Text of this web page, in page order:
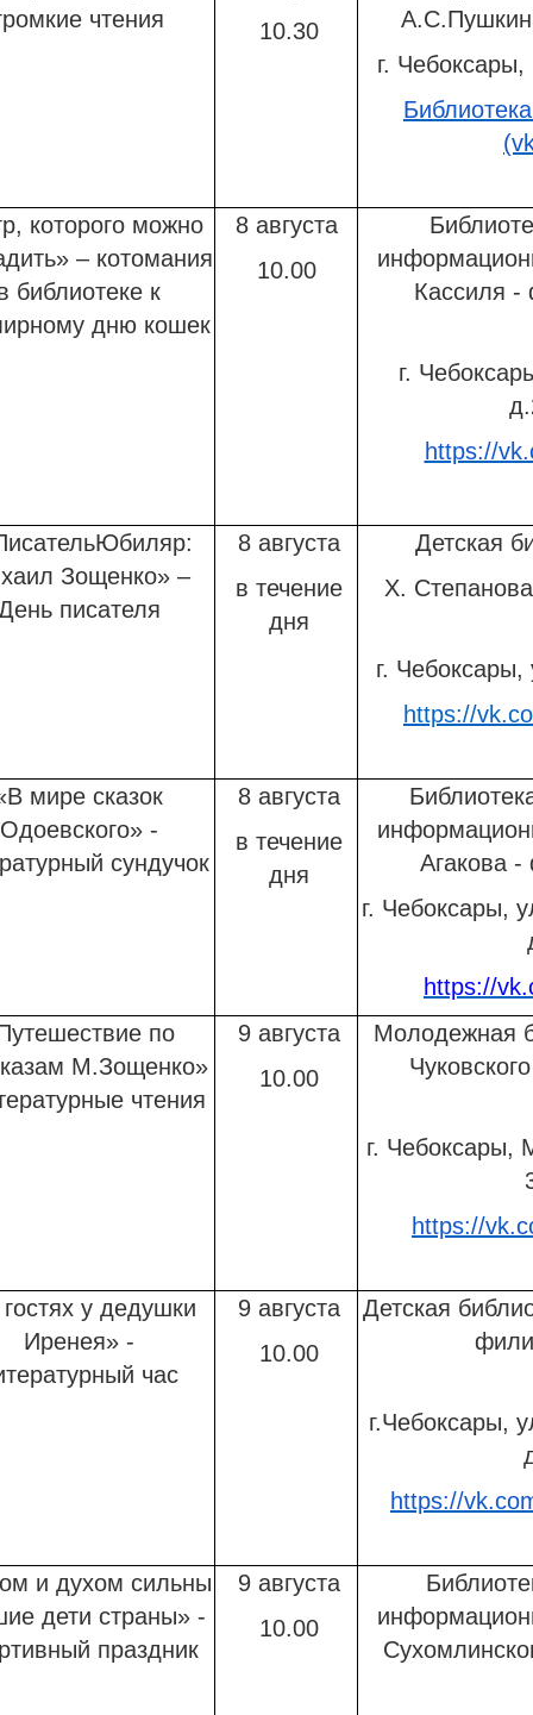
чтения
10.30
г.
которого можно
– котомания
библиотеке к
дню кошек
8 августа
10.00
Кассиля
г.
https://
Зощенко» –
писателя
8 августа
в течение
дня
Детская
Х.
г.
https://
мире сказок
Одоевского» -
сундучок
8 августа
в течение
дня
Агакова
г. Чебоксары,
https://
по
М.Зощенко»
чтения
9 августа
10.00
Молодежная
г. Чебоксары,
https://
у дедушки
Иренея» -
час
9 августа
10.00
Детская
г.Чебоксары,
https://
и духом сильны
дети страны» -
праздник
9 августа
10.00